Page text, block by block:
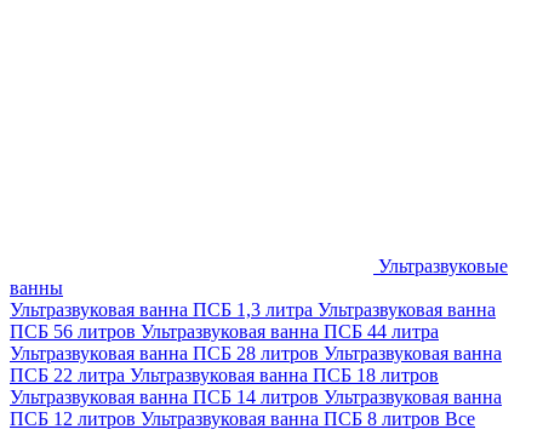
Ультразвуковые
ванны
Ультразвуковая ванна ПСБ 1,3 литра Ультразвуковая ванна
ПСБ 56 литров Ультразвуковая ванна ПСБ 44 литра
Ультразвуковая ванна ПСБ 28 литров Ультразвуковая ванна
ПСБ 22 литра Ультразвуковая ванна ПСБ 18 литров
Ультразвуковая ванна ПСБ 14 литров Ультразвуковая ванна
ПСБ 12 литров Ультразвуковая ванна ПСБ 8 литров Все